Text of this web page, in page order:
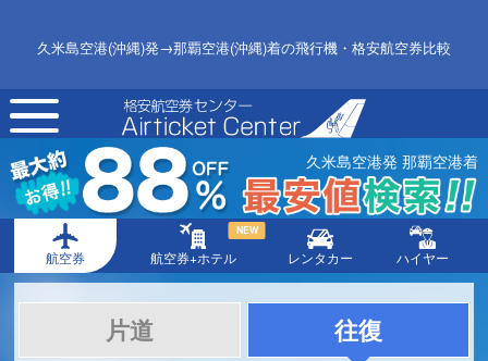
久米島空港(沖縄)発→那覇空港(沖縄)着の飛行機・格安航空券比較
toggle
navigation
久米島空港発 那覇空港着
航空券 航空券+ホテル
NEW
レンタカー ハイヤー
片道 往復